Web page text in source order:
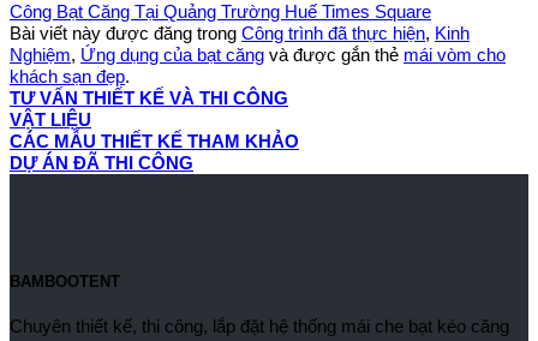
Công Bạt Căng Tại Quảng Trường Huế Times Square
Bài viết này được đăng trong Công trình đã thực hiện, Kinh
Nghiệm, Ứng dụng của bạt căng và được gắn thẻ mái vòm cho
khách sạn đẹp.
TƯ VẤN THIẾT KẾ VÀ THI CÔNG
VẬT LIỆU
CÁC MẪU THIẾT KẾ THAM KHẢO
DỰ ÁN ĐÃ THI CÔNG
BAMBOOTENT
Chuyên thiết kế, thi công, lắp đặt hệ thống mái che bạt kéo căng